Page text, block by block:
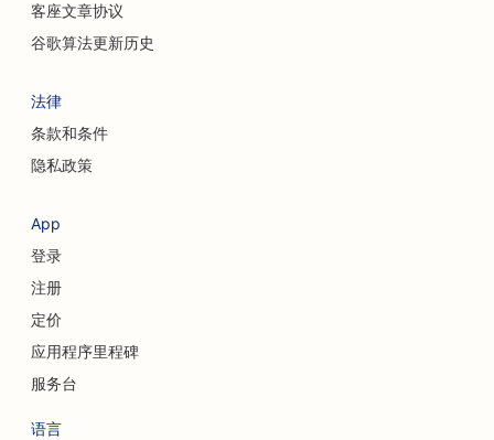
客座文章协议
谷歌算法更新历史
法律
条款和条件
隐私政策
App
登录
注册
定价
应用程序里程碑
服务台
语言